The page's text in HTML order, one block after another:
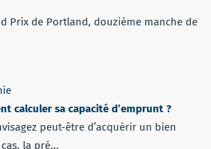
Prix de Portland, douzième manche de
calculer sa capacité d’emprunt ?
peut-être d’acquérir un bien
la pré...